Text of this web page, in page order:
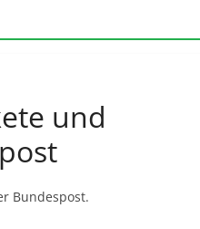
und
Bundespost.